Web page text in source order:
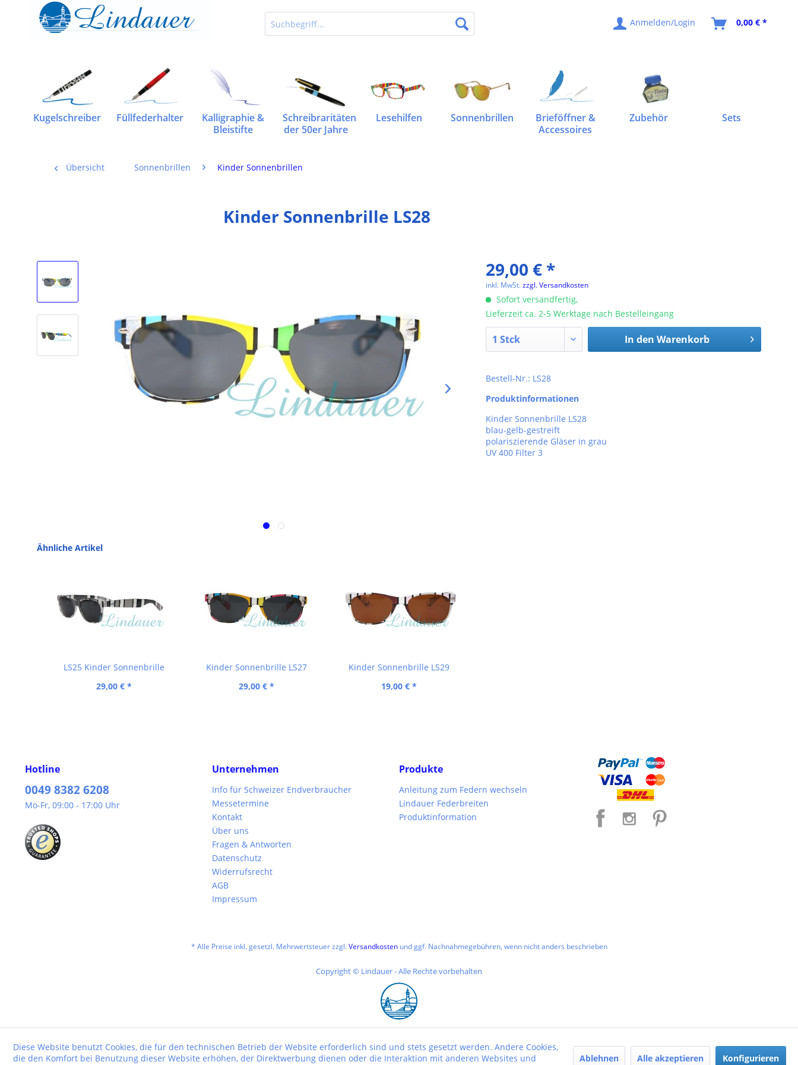
Anmelden/Login 0,00 € *
Kugelschreiber Füllfederhalter
Kalligraphie &
Bleistifte
Schreibraritäten
der 50er Jahre
Lesehilfen Sonnenbrillen
Brieföffner &
Accessoires
Zubehör Sets
Übersicht Sonnenbrillen Kinder Sonnenbrillen
Kinder Sonnenbrille LS28
29,00 € *
inkl. MwSt.zzgl. Versandkosten
Sofort versandfertig,
Lieferzeit ca. 2-5 Werktage nach Bestelleingang
In den Warenkorb
Bestell-Nr.: LS28
Produktinformationen
Kinder Sonnenbrille LS28
blau-gelb-gestreift
polariszierende Gläser in grau
UV 400 Filter 3
Ähnliche Artikel
LS25 Kinder Sonnenbrille
29,00 € *
Kinder Sonnenbrille LS27
29,00 € *
Kinder Sonnenbrille LS29
19,00 € *
Hotline
0049 8382 6208
Mo-Fr, 09:00 - 17:00 Uhr
Unternehmen
Info für Schweizer Endverbraucher
Messetermine
Kontakt
Über uns
Fragen & Antworten
Datenschutz
Widerrufsrecht
AGB
Impressum
Produkte
Anleitung zum Federn wechseln
Lindauer Federbreiten
Produktinformation
* Alle Preise inkl. gesetzl. Mehrwertsteuer zzgl.Versandkostenund ggf. Nachnahmegebühren, wenn nicht anders beschrieben
Copyright © Lindauer - Alle Rechte vorbehalten
Diese Website benutzt Cookies, die für den technischen Betrieb der Website erforderlich sind und stets gesetzt werden. Andere Cookies,
die den Komfort bei Benutzung dieser Website erhöhen, der Direktwerbung dienen oder die Interaktion mit anderen Websites und
Ablehnen Alle akzeptieren Konfigurieren